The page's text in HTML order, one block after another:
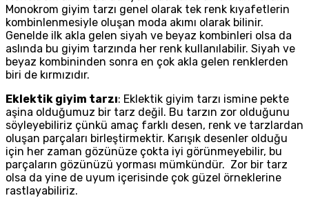
Monokrom giyim tarzı genel olarak tek renk kıyafetlerin
kombinlenmesiyle oluşan moda akımı olarak bilinir.
Genelde ilk akla gelen siyah ve beyaz kombinleri olsa da
aslında bu giyim tarzında her renk kullanılabilir. Siyah ve
beyaz kombininden sonra en çok akla gelen renklerden
biri de kırmızıdır.
Eklektik giyim tarzı: Eklektik giyim tarzı ismine pekte
aşina olduğumuz bir tarz değil. Bu tarzın zor olduğunu
söyleyebiliriz çünkü amaç farklı desen, renk ve tarzlardan
oluşan parçaları birleştirmektir. Karışık desenler olduğu
için her zaman gözünüze çokta iyi görünmeyebilir, bu
parçaların gözünüzü yorması mümkündür. Zor bir tarz
olsa da yine de uyum içerisinde çok güzel örneklerine
rastlayabiliriz.